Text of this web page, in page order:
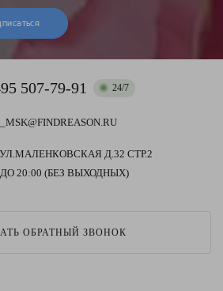
507-79-91 24/7
Д.32 СТР.2
ДО 20:00 (БЕЗ ВЫХОДНЫХ)
ОБРАТНЫЙ ЗВОНОК